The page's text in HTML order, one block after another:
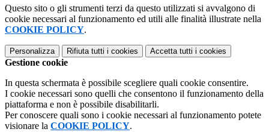
Questo sito o gli strumenti terzi da questo utilizzati si avvalgono di
cookie necessari al funzionamento ed utili alle finalità illustrate nella
COOKIE POLICY.
Personalizza Rifiuta tutti i cookies Accetta tutti i cookies
Gestione cookie
In questa schermata è possibile scegliere quali cookie consentire.
I cookie necessari sono quelli che consentono il funzionamento della
piattaforma e non è possibile disabilitarli.
Per conoscere quali sono i cookie necessari al funzionamento potete
visionare la COOKIE POLICY.